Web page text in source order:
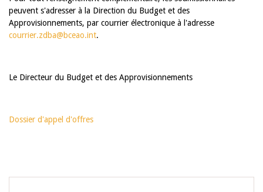
peuvent s'adresser à la Direction du Budget et des
Approvisionnements, par courrier électronique à l'adresse
courrier.zdba@bceao.int.
Le Directeur du Budget et des Approvisionnements
Dossier d'appel d'offres